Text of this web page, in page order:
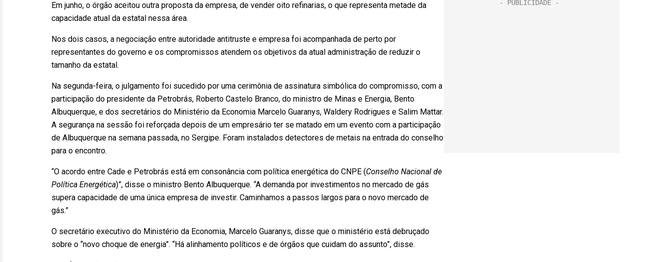
Em junho, o órgão aceitou outra proposta da empresa, de vender oito refinarias, o que representa metade da
capacidade atual da estatal nessa área.
Nos dois casos, a negociação entre autoridade antitruste e empresa foi acompanhada de perto por
representantes do governo e os compromissos atendem os objetivos da atual administração de reduzir o
tamanho da estatal.
Na segunda-feira, o julgamento foi sucedido por uma cerimônia de assinatura simbólica do compromisso, com a
participação do presidente da Petrobrás, Roberto Castelo Branco, do ministro de Minas e Energia, Bento
Albuquerque, e dos secretários do Ministério da Economia Marcelo Guaranys, Waldery Rodrigues e Salim Mattar.
A segurança na sessão foi reforçada depois de um empresário ter se matado em um evento com a participação
de Albuquerque na semana passada, no Sergipe. Foram instalados detectores de metais na entrada do conselho
para o encontro.
“O acordo entre Cade e Petrobrás está em consonância com política energética do CNPE (Conselho Nacional de
Política Energética)”, disse o ministro Bento Albuquerque. “A demanda por investimentos no mercado de gás
supera capacidade de uma única empresa de investir. Caminhamos a passos largos para o novo mercado de
gás.”
O secretário executivo do Ministério da Economia, Marcelo Guaranys, disse que o ministério está debruçado
sobre o “novo choque de energia”. “Há alinhamento políticos e de órgãos que cuidam do assunto”, disse.